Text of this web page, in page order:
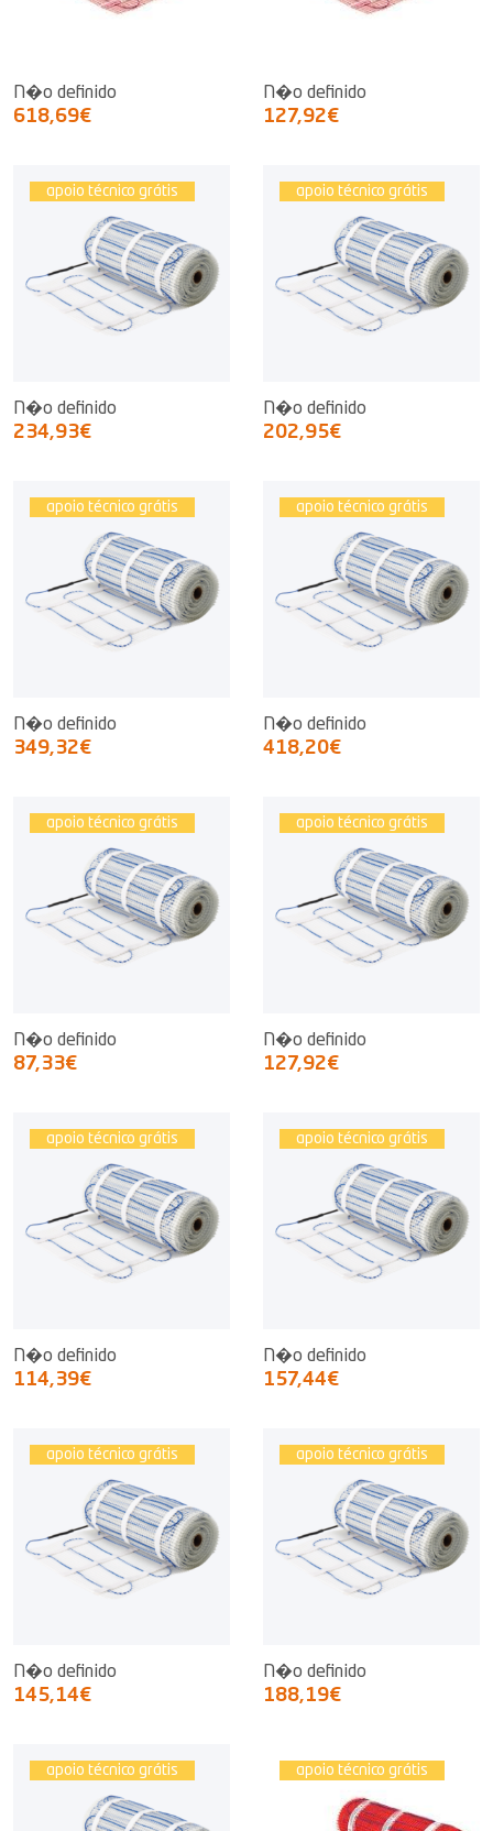
N�o definido
618,69€
N�o definido
127,92€
apoio técnico grátis
N�o definido
234,93€
apoio técnico grátis
N�o definido
202,95€
apoio técnico grátis
N�o definido
349,32€
apoio técnico grátis
N�o definido
418,20€
apoio técnico grátis
N�o definido
87,33€
apoio técnico grátis
N�o definido
127,92€
apoio técnico grátis
N�o definido
114,39€
apoio técnico grátis
N�o definido
157,44€
apoio técnico grátis
N�o definido
145,14€
apoio técnico grátis
N�o definido
188,19€
apoio técnico grátis apoio técnico grátis